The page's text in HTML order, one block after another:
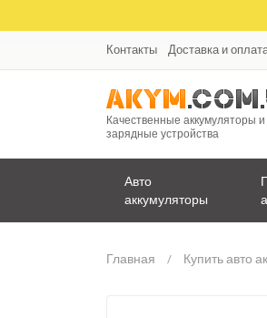
Контакты Доставка и
Качественные аккумуляторы и
зарядные устройства
Авто
аккумуляторы
Главная Купить авто